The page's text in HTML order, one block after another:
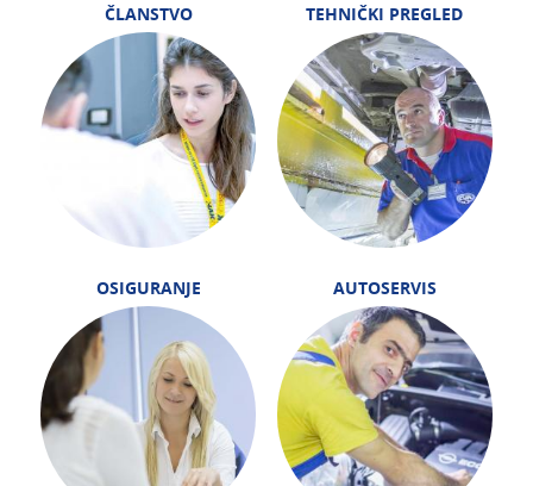
ČLANSTVO TEHNIČKI PREGLED
OSIGURANJE AUTOSERVIS